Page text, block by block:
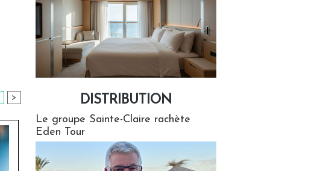
> DISTRIBUTION
Le groupe Sainte-Claire rachète
Eden Tour